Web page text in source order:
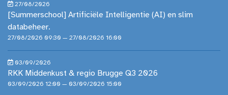
27/08/2026
[Summerschool] Artificiële Intelligentie (AI) en slim
databeheer.
27/08/2026 09:30 — 27/08/2026 16:00
03/09/2026
RKK Middenkust & regio Brugge Q3 2026
03/09/2026 12:00 — 03/09/2026 15:00